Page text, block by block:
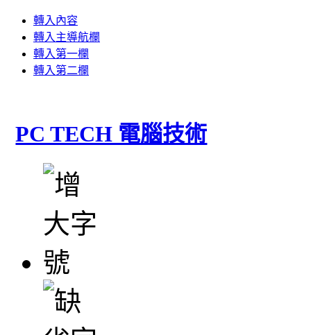
轉入內容
轉入主導航欄
轉入第一欄
轉入第二欄
PC TECH 電腦技術